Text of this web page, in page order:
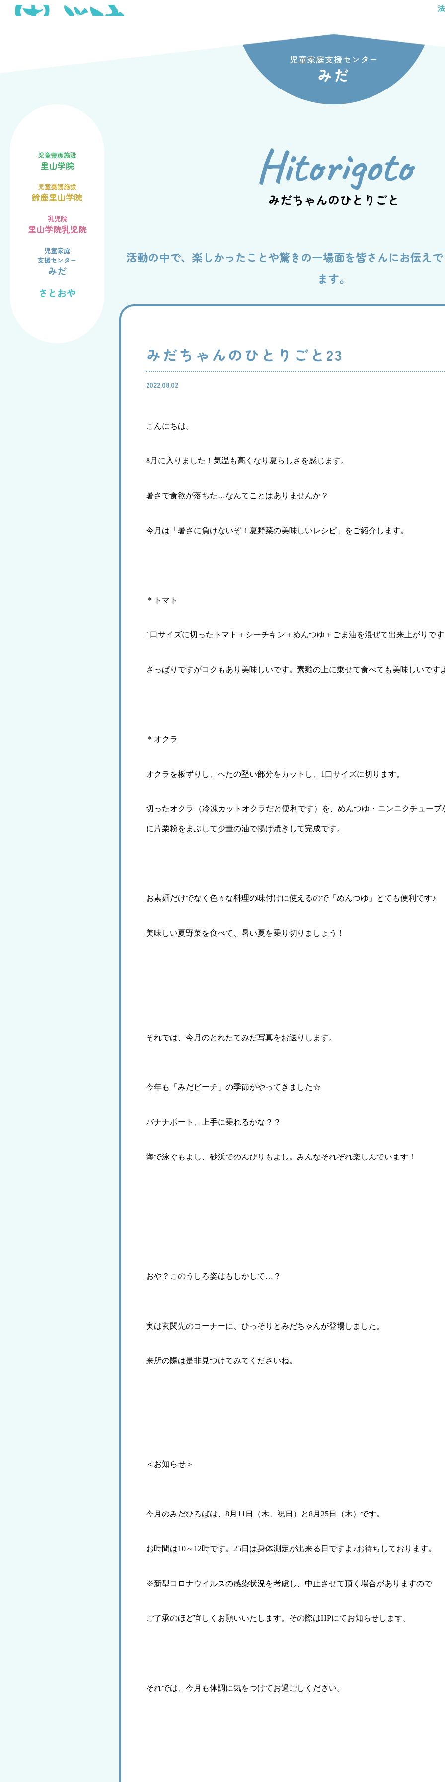
トップページ
児童養護施設 鈴鹿里山学院
法人情報
児童養護施設
里山学院
児童養護施設
鈴鹿里山学院
乳児院
里山学院乳児院
児童家庭
支援センター
みだ
さとおや
児童家庭支援センター
みだ
Hitorigoto
みだちゃんのひとりごと
活動の中で、楽しかったことや驚きの一場面を皆さんにお伝え
ます。
みだちゃんのひとりごと23
2022.08.02
こんにちは。
8月に入りました！気温も高くなり夏らしさを感じます。
暑さで食欲が落ちた…なんてことはありませんか？
今月は「暑さに負けないぞ！夏野菜の美味しいレシピ」をご紹介します。
＊トマト
1 口サイズに切ったトマト＋シーチキン＋めんつゆ＋ごま油を混ぜて出来上がりで
さっぱりですがコクもあり美味しいです。素麺の上に乗せて食べても美味しいです
＊オクラ
オクラを板ずりし、へたの堅い部分をカットし、 1 口サイズに切ります。
切ったオクラ（冷凍カットオクラだと便利です）を、めんつゆ・ニンニクチューブ
に片栗粉をまぶして少量の油で揚げ焼きして完成です。
お素麺だけでなく色々な料理の味付けに使えるので「めんつゆ」とても便利です♪
美味しい夏野菜を食べて、暑い夏を乗り切りましょう！
それでは、今月のとれたてみだ写真をお送りします。
今年も「みだビーチ」の季節がやってきました☆
バナナボート、上手に乗れるかな？？
海で泳ぐもよし、砂浜でのんびりもよし。みんなそれぞれ楽しんでいます！
おや？このうしろ姿はもしかして…？
実は玄関先のコーナーに、ひっそりとみだちゃんが登場しました。
来所の際は是非見つけてみてくださいね。
＜お知らせ＞
今月のみだひろばは、 8月 11 日（木、祝日）と8月 25日（木）です。
お時間は10～ 12時です。 25日は身体測定が出来る日ですよ♪お待ちしております。
※新型コロナウイルスの感染状況を考慮し、中止させて頂く場合がありますので
ご了承のほど宜しくお願いいたします。その際はHPにてお知らせします。
それでは、今月も体調に気をつけてお過ごしください。